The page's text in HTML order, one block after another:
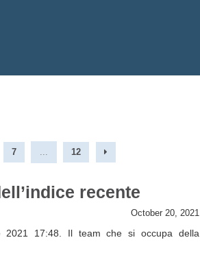
7 ... 12
recente
October 20, 2021
2021 17:48. Il team che si occupa della